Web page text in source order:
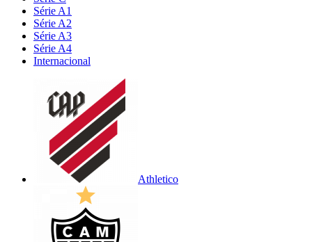
Série A1
Série A2
Série A3
Série A4
Internacional
Athletico